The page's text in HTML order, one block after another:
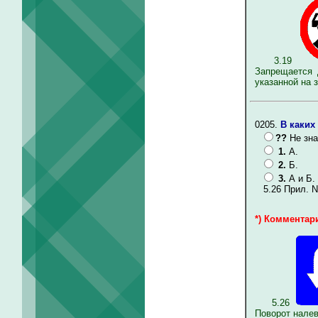
3.19
Запрещается
указанной на
0205. В
?? Не
1. А.
2. Б.
3. А и Б.
5.26 Прил.
*)
5.26
Поворот